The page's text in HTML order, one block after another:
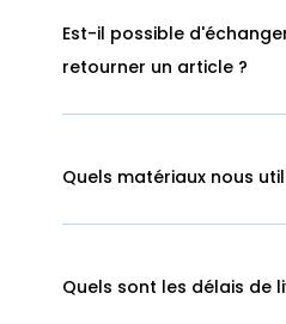
Est-il possible
retourner un article ?
Quels matériaux nous
Quels sont les délais de